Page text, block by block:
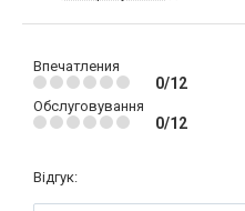
Впечатления
0/12
Обслуговування
0/12
Відгук: